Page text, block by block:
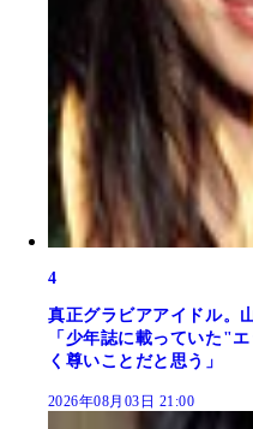
4
真正グラビアアイドル。
「少年誌に載っていた"
く尊いことだと思う」
2026年08月03日 21:00